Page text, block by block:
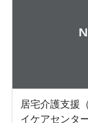
居宅介護支援
イケアセンタ